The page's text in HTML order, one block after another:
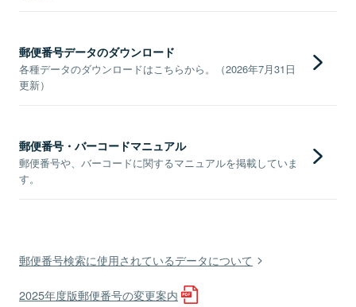
郵便番号データのダウンロード
各種データのダウンロードはこちらから。（2026年7月31日
更新）
郵便番号・バーコードマニュアル
郵便番号や、バーコードに関するマニュアルを掲載していま
す。
郵便番号検索に使用されているデータについて
2025年度版郵便番号の変更案内